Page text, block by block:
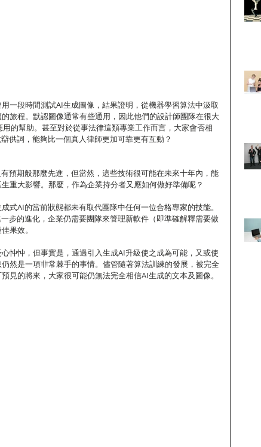
一段時間測試AI生成圖像，結果證明，從機器學習算法中汲取
旅程。默認圖像通常有些通用，因此他們的設計師團隊在很大
的幫助。甚至對於從事法律這類專業工作而言，大家會否相
供詞，能夠比一個真人律師更加可靠更有互動？
預期般那麼先進，但當然，這些技術很可能在未來十年內，能
重大影響。那麼，作為企業持分者又應如何做好準備呢？
式AI的當前狀態都未有取代團隊中任何一位合格專家的技能。
步的進化，企業仍需要團隊來管理新軟件（即準確解釋需要做
果效。
忡忡，但事實是，通過引入生成AI升級使之成為可能，又或使
然是一項非常棘手的事情。儘管隨著算法訓練的發展，被完全
見的將來，大家很可能仍無法完全相信AI生成的文本及圖像。